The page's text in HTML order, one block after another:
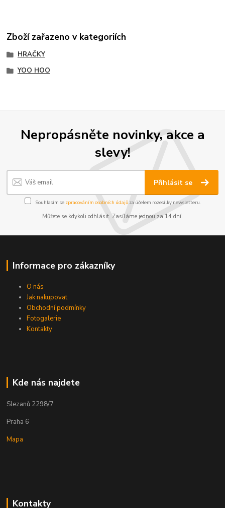
Zboží zařazeno v kategoriích
HRAČKY
YOO HOO
Nepropásněte novinky, akce a
slevy!
Přihlásit se
Souhlasím se zpracováním osobních údajůza účelem rozesílky newsletteru.
Můžete se kdykoli odhlásit. Zasíláme jednou za 14 dní.
Informace pro zákazníky
O nás
Jak nakupovat
Obchodní podmínky
Fotogalerie
Kontakty
Kde nás najdete
Slezanů 2298/7
Praha 6
Mapa
Kontakty